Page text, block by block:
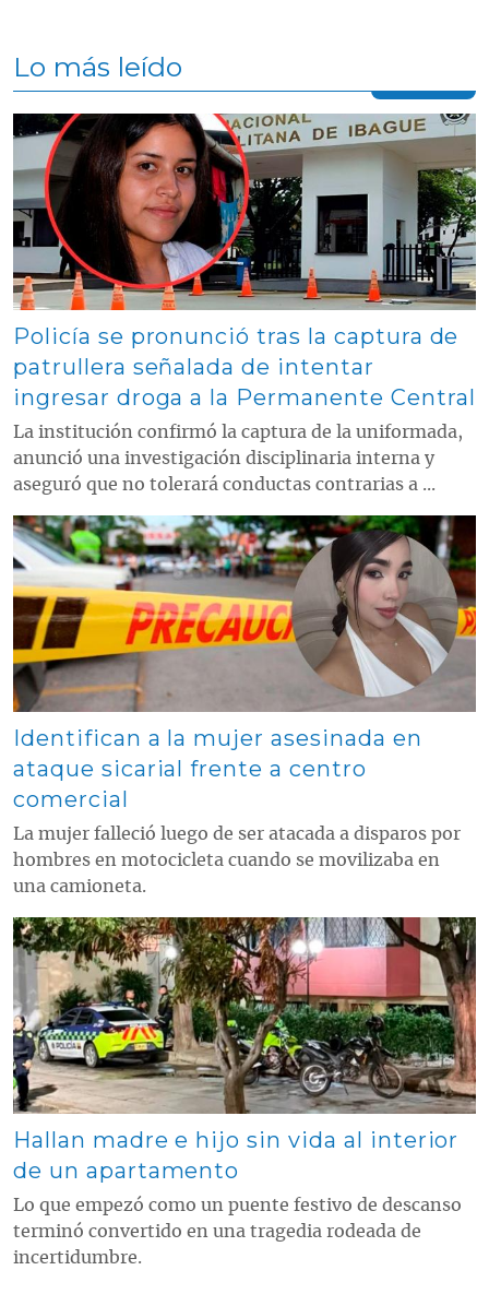
Lo más leído
Contenido multimedia principal
Policía se pronunció tras la captura de
patrullera señalada de intentar
ingresar droga a la Permanente Central
La institución confirmó la captura de la uniformada,
anunció una investigación disciplinaria interna y
aseguró que no tolerará conductas contrarias a ...
Contenido multimedia principal
Identifican a la mujer asesinada en
ataque sicarial frente a centro
comercial
La mujer falleció luego de ser atacada a disparos por
hombres en motocicleta cuando se movilizaba en
una camioneta.
Contenido multimedia principal
Hallan madre e hijo sin vida al interior
de un apartamento
Lo que empezó como un puente festivo de descanso
terminó convertido en una tragedia rodeada de
incertidumbre.